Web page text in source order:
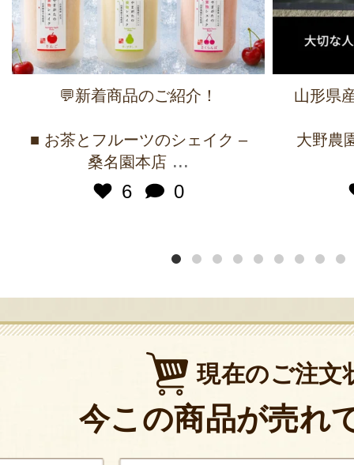
💬新着商品のご紹介！
■ お茶とフルーツのシェイク –
桑名園本店 ...
6
0
山形県
大野農
現在のご注文
今この商品が売れ